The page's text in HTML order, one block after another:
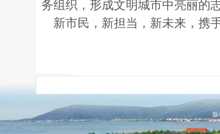
务组织，形成文明城市中亮丽的
新市民，新担当，新未来，携
版